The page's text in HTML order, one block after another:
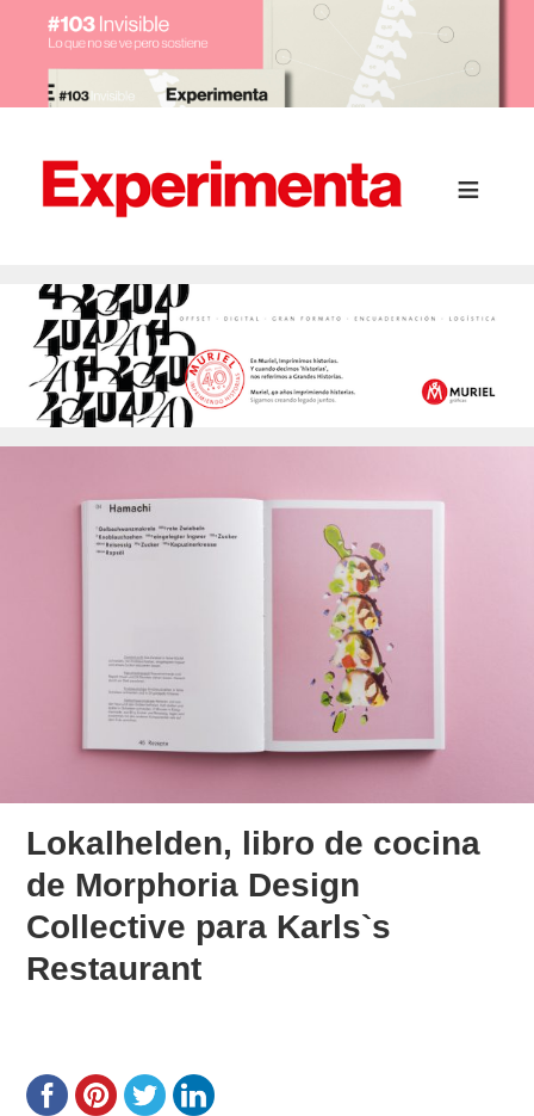
Lokalhelden, libro de cocina
de Morphoria Design
Collective para Karls`s
Restaurant